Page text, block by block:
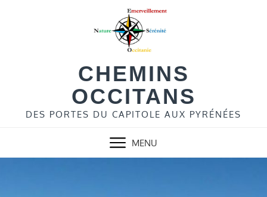
CHEMINS
OCCITANS
DES PORTES DU CAPITOLE AUX PYRÉNÉES
MENU